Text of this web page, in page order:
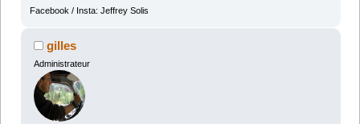
Facebook / Insta: Jeffrey Solis
gilles
Administrateur